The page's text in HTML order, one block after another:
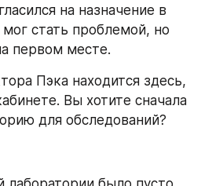
на назначение в
стать проблемой, но
первом месте.
Пэка находится здесь,
Вы хотите сначала
для обследований?